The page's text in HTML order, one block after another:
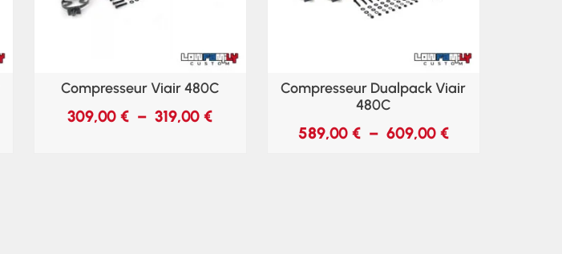
Compresseur Viair 480C
309,00€ – 319,00€
Compresseur Dualpack Viair
480C
589,00 € – 609,00 €